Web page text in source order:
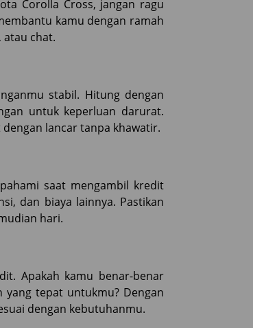
Corolla Cross, jangan ragu
kamu dengan ramah
atau chat.
stabil. Hitung dengan
untuk keperluan darurat.
lancar tanpa khawatir.
saat mengambil kredit
dan biaya lainnya. Pastikan
hari.
Apakah kamu benar-benar
tepat untukmu? Dengan
dengan kebutuhanmu.